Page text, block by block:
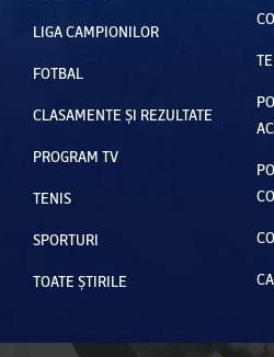
LIGA CAMPIONILOR
FOTBAL
CLASAMENTE ȘI REZULTATE
PROGRAM TV
TENIS
SPORTURI
TOATE ȘTIRILE